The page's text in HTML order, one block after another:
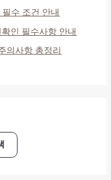
수 조건 안내
인 필수사항 안내
의사항 총정리